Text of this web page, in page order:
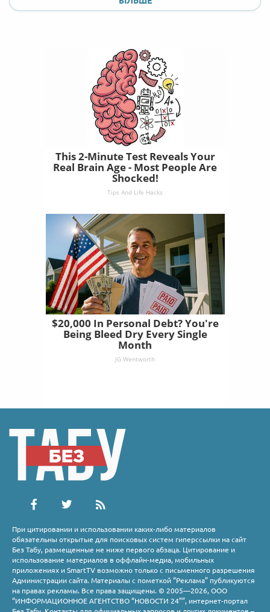
This 2-Minute Test Reveals Your
Real Brain Age - Most People Are
Shocked!
Tips And Life Hacks
$20,000 In Personal Debt? You're
Being Bleed Dry Every Single
Month
JG Wentworth
При цитировании и использовании каких-либо материалов
обязательны открытые для поисковых систем гиперссылки на сайт
Без Табу, размещенные не ниже первого абзаца. Цитирование и
использование материалов в оффлайн-медиа, мобильных
приложениях и SmartTV возможно только с письменного разрешения
Администрации сайта. Материалы с пометкой “Реклама” публикуются
на правах рекламы. Все права защищены. © 2005—2026, ООО
“ИНФОРМАЦИОННОЕ АГЕНТСТВО “НОВОСТИ 24””, интернет-портал